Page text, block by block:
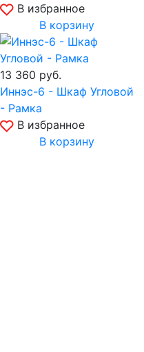
В избранное
В корзину
13 360 руб.
Иннэс-6 - Шкаф Угловой
- Рамка
В избранное
В корзину